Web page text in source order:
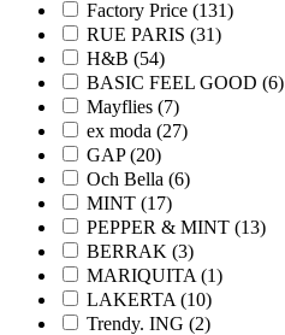
Factory Price (131)
RUE PARIS (31)
H&B (54)
BASIC FEEL GOOD (6)
Mayflies (7)
ex moda (27)
GAP (20)
Och Bella (6)
MINT (17)
PEPPER & MINT (13)
BERRAK (3)
MARIQUITA (1)
LAKERTA (10)
Trendy. ING (2)